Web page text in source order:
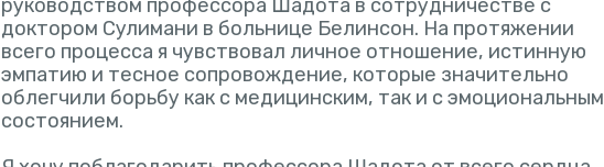
руководством профессора Шадота в сотрудничестве с
доктором Сулимани в больнице Белинсон. На протяжении
всего процесса я чувствовал личное отношение, истинную
эмпатию и тесное сопровождение, которые значительно
облегчили борьбу как с медицинским, так и с эмоциональным
состоянием.